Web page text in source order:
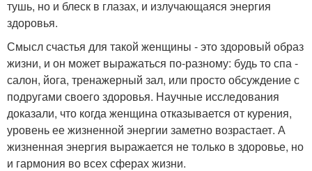
тушь, но и блеск в глазах, и излучающаяся энергия
здоровья.
Смысл счастья для такой женщины - это здоровый образ
жизни, и он может выражаться по-разному: будь то спа -
салон, йога, тренажерный зал, или просто обсуждение с
подругами своего здоровья. Научные исследования
доказали, что когда женщина отказывается от курения,
уровень ее жизненной энергии заметно возрастает. А
жизненная энергия выражается не только в здоровье, но
и гармония во всех сферах жизни.